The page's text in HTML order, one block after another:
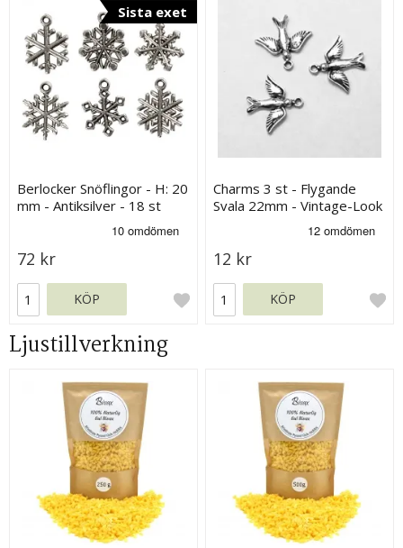
Sista exet
Berlocker Snöflingor - H: 20
mm - Antiksilver - 18 st
72 kr
KÖP
Charms 3 st - Flygande
Svala 22mm - Vintage-Look
12 kr
KÖP
Ljustillverkning